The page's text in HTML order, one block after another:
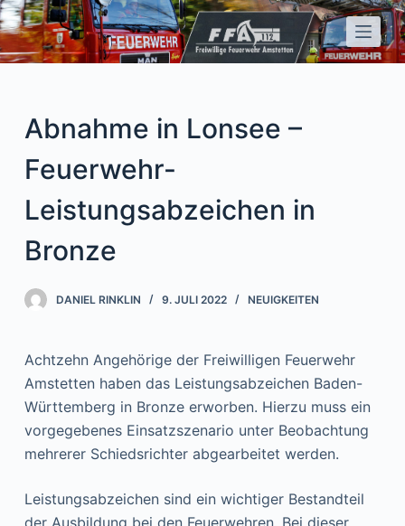
Z
u
m
h
p
n
Abnahme in Lonsee –
Feuerwehr-
Leistungsabzeichen in
Bronze
DANIEL RINKLIN 9. JULI 2022 NEUIGKEITEN
Achtzehn Angehörige der Freiwilligen Feuerwehr
Amstetten haben das Leistungsabzeichen Baden-
Württemberg in Bronze erworben. Hierzu muss ein
vorgegebenes Einsatzszenario unter Beobachtung
mehrerer Schiedsrichter abgearbeitet werden.
Leistungsabzeichen sind ein wichtiger Bestandteil
der Ausbildung bei den Feuerwehren. Bei dieser